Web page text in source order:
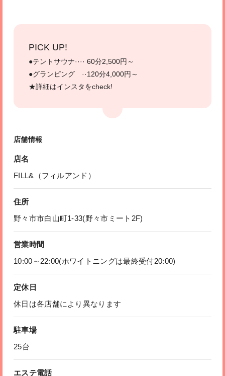
PICK UP!
●テントサウナ···· 60分2,500円～
●グランピング ··120分4,000円～
★詳細はインスタをcheck!
店舗情報
店名
FILL&（フィルアンド）
住所
野々市市白山町1-33(野々市ミート2F)
営業時間
10:00～22:00(ホワイトニングは最終受付20:00)
定休日
休日は各店舗により異なります
駐車場
25台
エステ電話